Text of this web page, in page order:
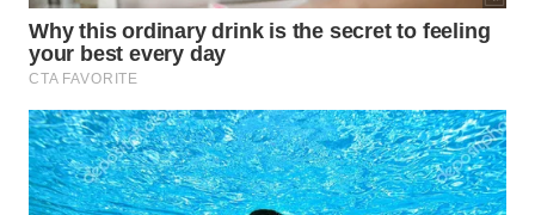
Em metas pessoais, isso vale para hábitos, estudos,
projetos e reorganizações de vida que fracassam
quando começam grandes demais. A sabedoria
grandiosidade por adequação, fazendo do avanço
um exercício demodéstiaeequilíbrio.